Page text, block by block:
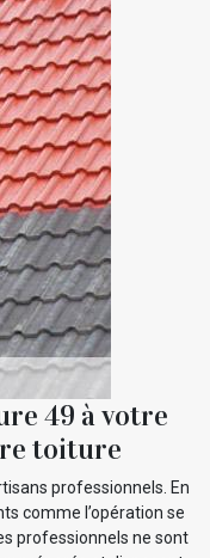
49 à votre
toiture
professionnels. En
comme l’opération se
professionnels ne sont